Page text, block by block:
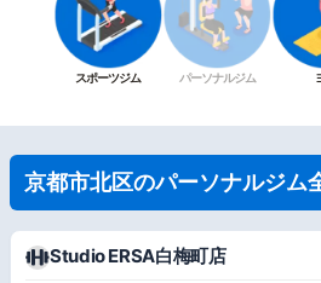
スポーツジム パーソナルジム
京都市北区のパーソナルジム
Studio ERSA白梅町店